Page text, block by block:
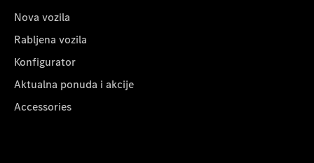
Nova vozila
Rabljena vozila
Konfigurator
Aktualna ponuda i akcije
Accessories